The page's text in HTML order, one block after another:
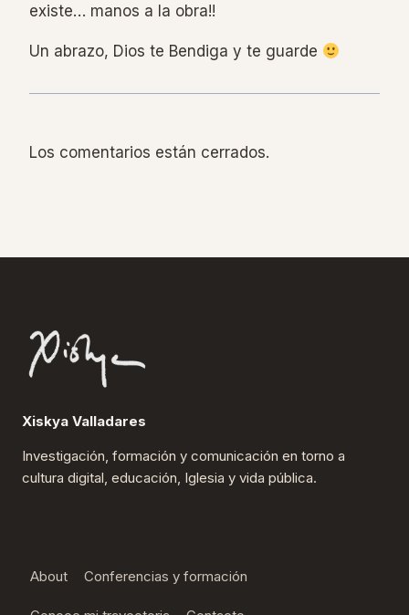
existe… manos a la obra!!
Un abrazo, Dios te Bendiga y te guarde
Los comentarios están cerrados.
Xiskya Valladares
Investigación, formación y comunicación en torno a
cultura digital, educación, Iglesia y vida pública.
About Conferencias y formación